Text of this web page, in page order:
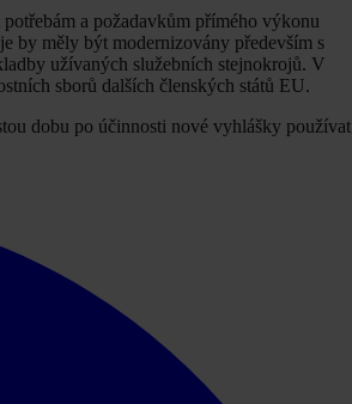
a požadavkům přímého výkonu
by měly být modernizovány především s
užívaných služebních stejnokrojů. V
sborů dalších členských států EU.
dobu po účinnosti nové vyhlášky používat